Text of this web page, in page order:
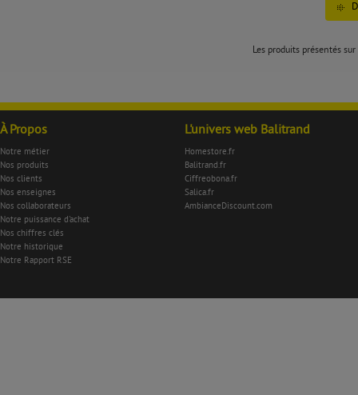
Les produits présentés
À Propos
Notre métier
Nos produits
Nos clients
Nos enseignes
Nos collaborateurs
Notre puissance d'achat
Nos chiffres clés
Notre historique
Notre Rapport RSE
L'univers web Balitrand
Homestore.fr
Balitrand.fr
Ciffreobona.fr
Salica.fr
AmbianceDiscount.com